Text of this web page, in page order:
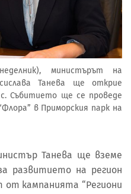
министърът на
Танева ще открие
Събитието ще се проведе
в Приморския парк на
Танева ще вземе
развитието на регион
кампанията “Региони